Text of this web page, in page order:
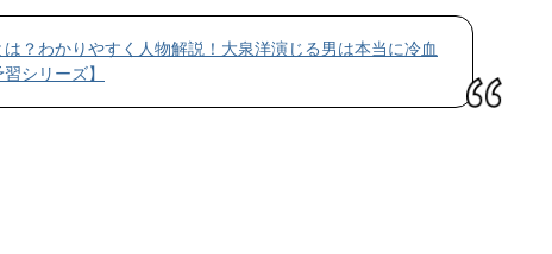
は？わかりやすく人物解説！大泉洋演じる男は本当に冷血
シリーズ】